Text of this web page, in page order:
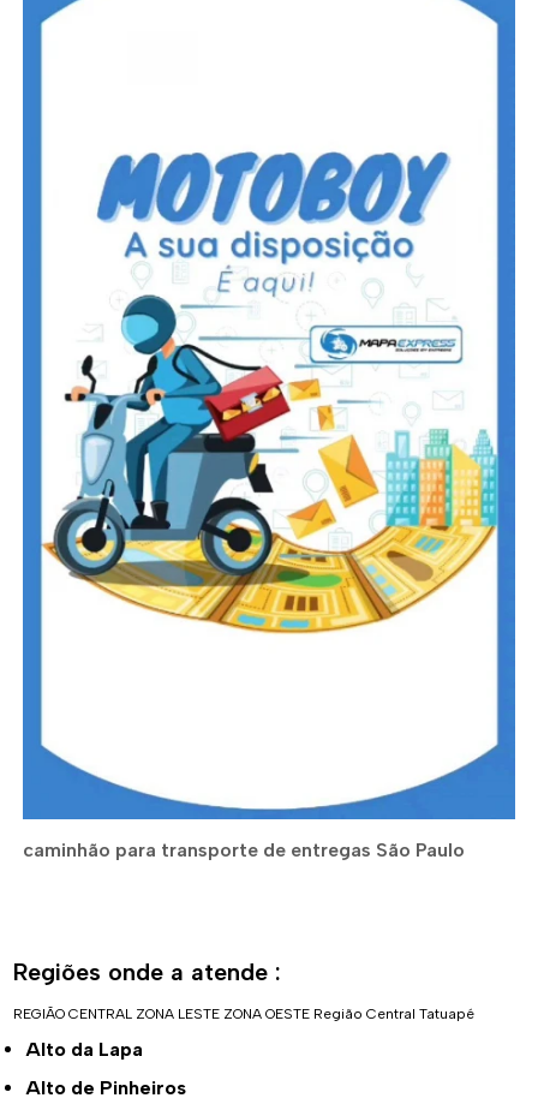
caminhão para transporte de entregas São Paulo
Regiões onde a atende :
REGIÃO CENTRAL ZONA LESTE ZONA OESTE Região Central Tatuapé
Alto da Lapa
Alto de Pinheiros